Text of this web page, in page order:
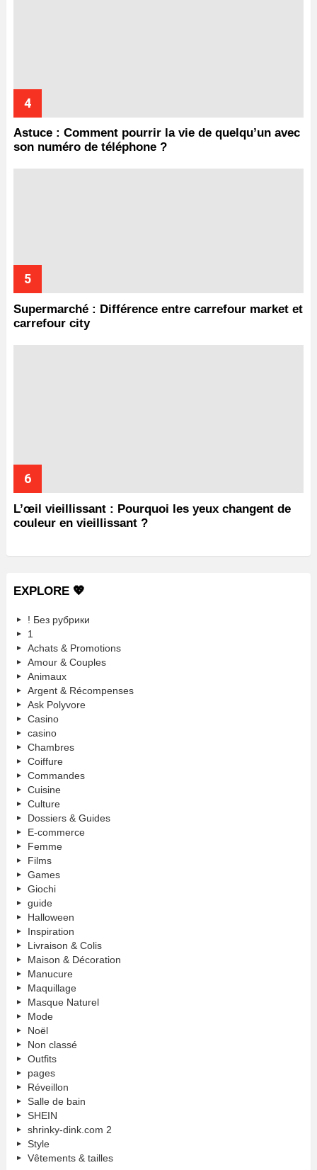
Astuce : Comment pourrir la vie de quelqu’un avec
son numéro de téléphone ?
Supermarché : Différence entre carrefour market et
carrefour city
L’œil vieillissant : Pourquoi les yeux changent de
couleur en vieillissant ?
EXPLORE 💖
! Без рубрики
1
Achats & Promotions
Amour & Couples
Animaux
Argent & Récompenses
Ask Polyvore
Casino
casino
Chambres
Coiffure
Commandes
Cuisine
Culture
Dossiers & Guides
E-commerce
Femme
Films
Games
Giochi
guide
Halloween
Inspiration
Livraison & Colis
Maison & Décoration
Manucure
Maquillage
Masque Naturel
Mode
Noël
Non classé
Outfits
pages
Réveillon
Salle de bain
SHEIN
shrinky-dink.com 2
Style
Vêtements & tailles